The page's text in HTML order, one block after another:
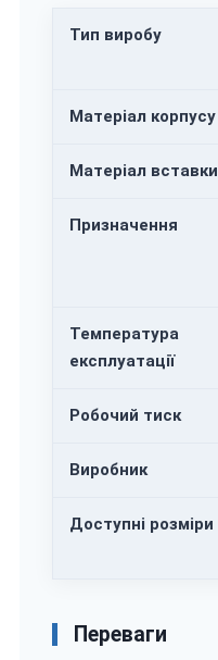
Тип виробу
Матеріал корпусу
Матеріал вставки
Призначення
Температура
експлуатації
Робочий тиск
Виробник
Доступні розміри
Переваги